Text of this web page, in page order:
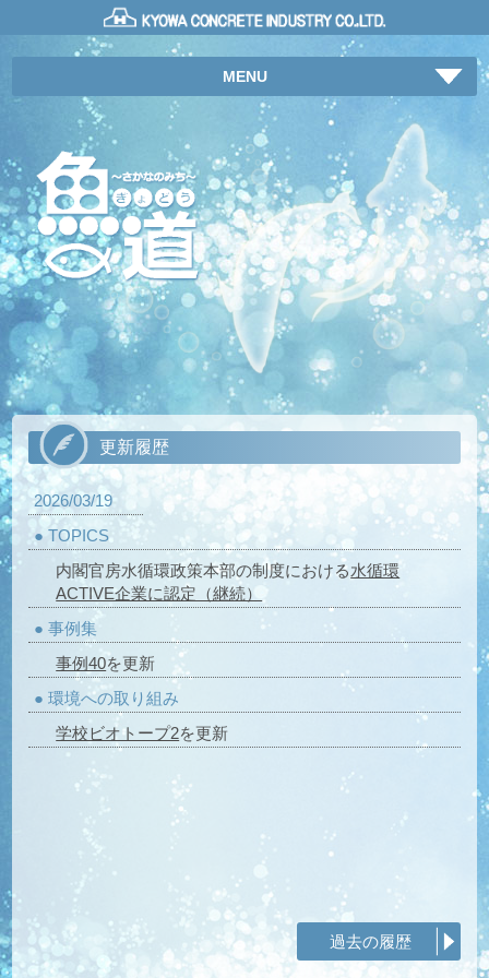
MENU
更新履歴
2026/03/19
● TOPICS
内閣官房水循環政策本部の制度における水循環
ACTIVE企業に認定（継続）
● 事例集
事例40を更新
● 環境への取り組み
学校ビオトープ2を更新
過去の履歴